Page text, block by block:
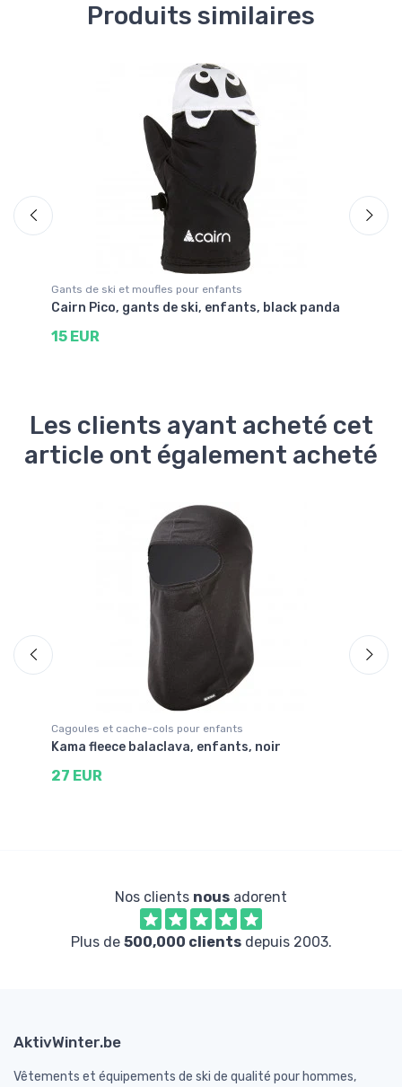
Produits similaires
Gants de ski et moufles pour enfants
Cairn Pico, gants de ski, enfants, black panda
15 EUR
Les clients ayant acheté cet
article ont également acheté
Cagoules et cache-cols pour enfants
Kama fleece balaclava, enfants, noir
27 EUR
Nos clients nous adorent
Plus de 500,000 clientsdepuis 2003.
AktivWinter.be
Vêtements et équipements de ski de qualité pour hommes,